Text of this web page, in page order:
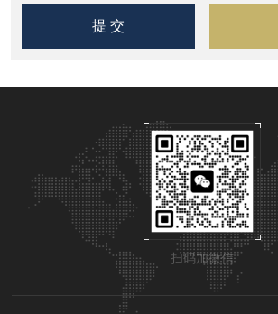
扫码加微信